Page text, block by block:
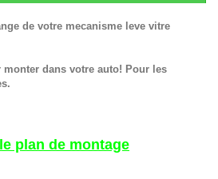
de votre mecanisme leve vitre
dans votre auto! Pour les
plan de montage